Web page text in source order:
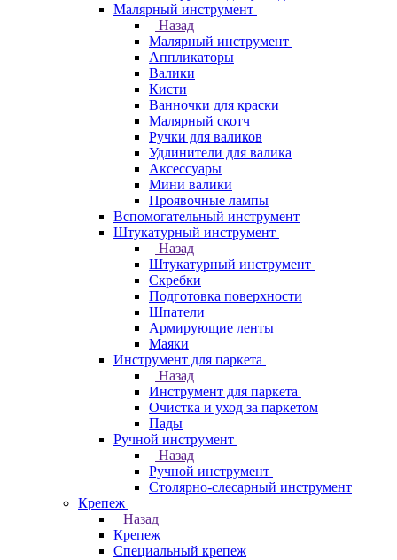
Малярный инструмент
Назад
Малярный инструмент
Аппликаторы
Валики
Кисти
Ванночки для краски
Малярный скотч
Ручки для валиков
Удлинители для валика
Аксессуары
Мини валики
Проявочные лампы
Вспомогательный инструмент
Штукатурный инструмент
Назад
Штукатурный инструмент
Скребки
Подготовка поверхности
Шпатели
Армирующие ленты
Маяки
Инструмент для паркета
Назад
Инструмент для паркета
Очистка и уход за паркетом
Пады
Ручной инструмент
Назад
Ручной инструмент
Столярно-слесарный инструмент
Крепеж
Назад
Крепеж
Специальный крепеж